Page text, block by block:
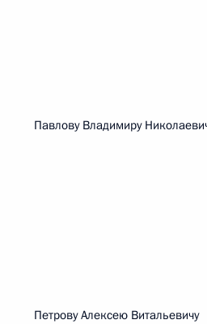
Павлову Владимиру
Петрову Алексею Витальевичу